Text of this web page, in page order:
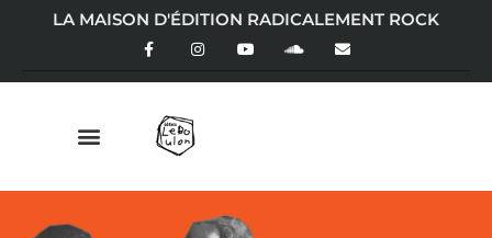
LA MAISON D'ÉDITION RADICALEMENT ROCK